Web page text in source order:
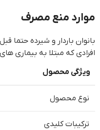
موارد منع مصرف
بانوان باردار و شیرده
افرادی که مبتلا به
ویژگی محصول
نوع محصول
ترکیبات کلیدی